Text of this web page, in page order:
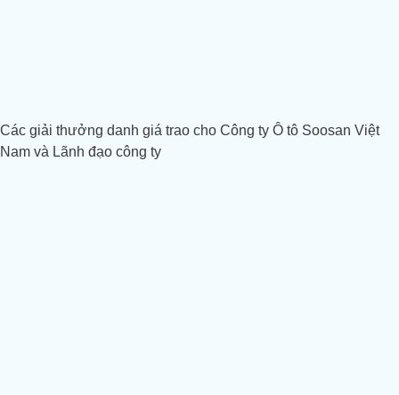
Các giải thưởng danh giá trao cho Công ty Ô tô Soosan Việt
Nam và Lãnh đạo công ty